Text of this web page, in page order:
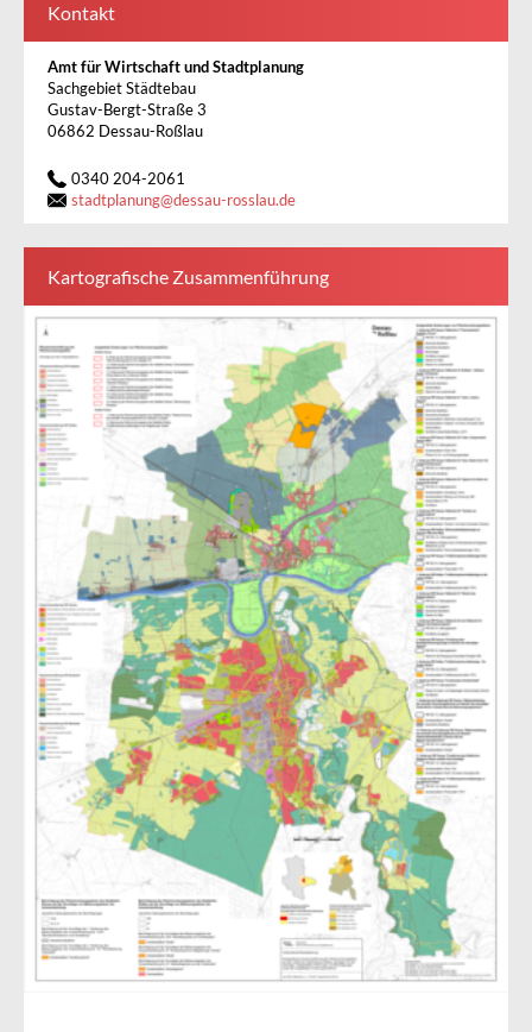
Kontakt
Amt für Wirtschaft und Stadtplanung
Sachgebiet Städtebau
Gustav-Bergt-Straße 3
06862 Dessau-Roßlau
0340 204-2061
stadtplanung@dessau-rosslau.de
Kartografische Zusammenführung